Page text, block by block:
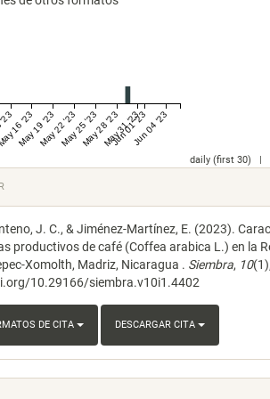
16 '23
May 19 '23May 22 '23May 25 '23May 28 '23May 31 '23
Jun 01 '23Jun 04 '23
daily (first 30) |
J. C., & Jiménez-Martínez, E. (2023).
productivos de café (Coffea arabica L.) en la
Xomolth, Madriz, Nicaragua . Siembra, 10
10.29166/siembra.v10i1.4402
DE CITA DESCARGAR CITA